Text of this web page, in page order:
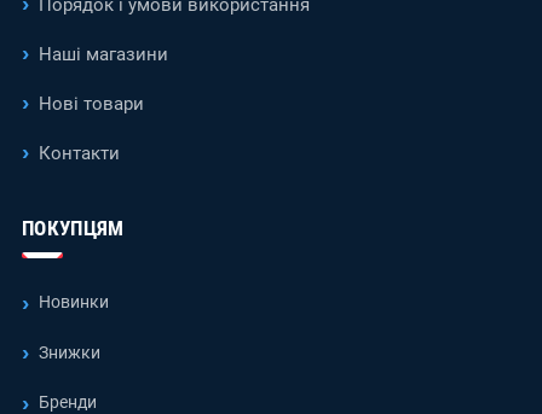
Порядок і умови використання
Наші магазини
Нові товари
Контакти
ПОКУПЦЯМ
Новинки
Знижки
Бренди